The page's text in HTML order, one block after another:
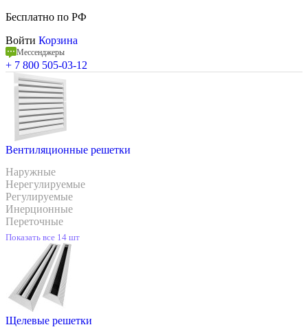
Бесплатно по РФ
Войти Корзина
Мессенджеры
+ 7 800 505-03-12
Вентиляционные решетки
Наружные
Нерегулируемые
Регулируемые
Инерционные
Переточные
Показать все 14 шт
Щелевые решетки